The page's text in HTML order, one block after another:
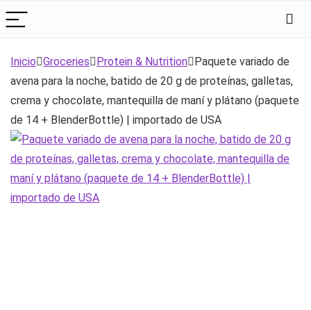
Inicio Groceries Protein & Nutrition Paquete variado de
avena para la noche, batido de 20 g de proteínas, galletas,
crema y chocolate, mantequilla de maní y plátano (paquete
de 14 + BlenderBottle) | importado de USA